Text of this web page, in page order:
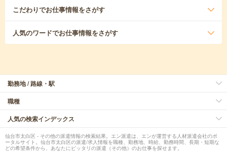
こだわりでお仕事情報をさがす
人気のワードでお仕事情報をさがす
勤務地 / 路線・駅
職種
人気の検索インデックス
仙台市太白区 - その他の派遣情報の検索結果。エン派遣は、エンが運営する人材派遣会社のポ
ータルサイト。仙台市太白区の派遣/求人情報を職種、勤務地、時給、勤務時間、長期・短期な
どの希望条件から、あなたにピッタリの派遣（その他）のお仕事を探せます。